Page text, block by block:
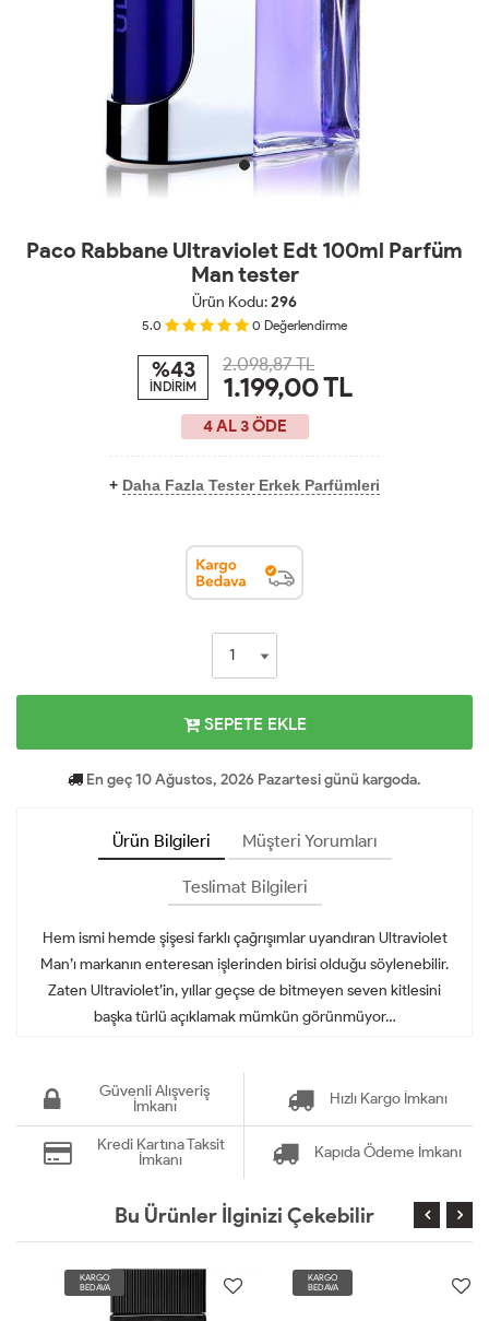
Paco Rabbane Ultraviolet Edt 100ml Parfüm
Man tester
Ürün Kodu:296
5.0 0 Değerlendirme
%43
İNDİRİM
2.098,87 TL
1.199,00TL
4 AL 3 ÖDE
+ Daha Fazla Tester Erkek Parfümleri
SEPETE EKLE
En geç 10 Ağustos, 2026 Pazartesi günü kargoda.
Ürün Bilgileri Müşteri Yorumları
Teslimat Bilgileri
Hem ismi hemde şişesi farklı çağrışımlar uyandıran Ultraviolet
Man’ı markanın enteresan işlerinden birisi olduğu söylenebilir.
Zaten Ultraviolet’in, yıllar geçse de bitmeyen seven kitlesini
başka türlü açıklamak mümkün görünmüyor…
Güvenli Alışveriş
İmkanı
Hızlı Kargo İmkanı
Kredi Kartına Taksit
İmkanı
Kapıda Ödeme İmkanı
Bu Ürünler İlginizi Çekebilir
KARGO
BEDAVA
KARGO
BEDAVA